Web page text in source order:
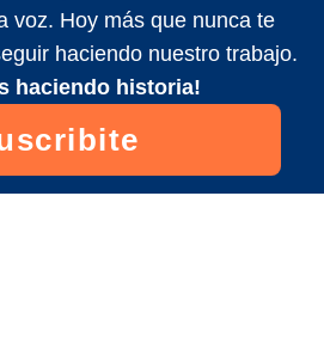
voz. Hoy más que nunca te
haciendo nuestro trabajo.
haciendo historia!